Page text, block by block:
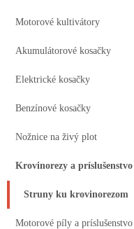
Motorové kultivátory
Akumulátorové kosačky
Elektrické kosačky
Benzínové kosačky
Nožnice na živý plot
Krovinorezy a príslušenstvo
Struny ku krovinorezom
Motorové píly a príslušenstvo